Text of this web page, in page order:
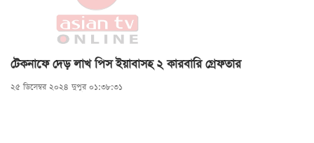
টেকনাফে দেড় লাখ পিস ইয়াবাসহ ২ কারবারি গ্রেফতার
২৫ ডিসেম্বর ২০২৪ দুপুর ০১:৩৮:৩১